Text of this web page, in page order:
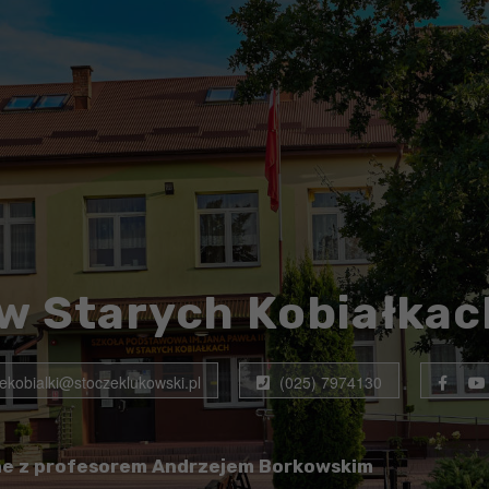
Starych
(025) 7974130
z profesorem Andrzejem Borkowskim